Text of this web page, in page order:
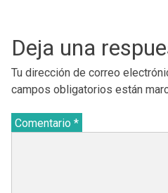
Deja una
Tu dirección de correo
campos obligatorios están
Comentario *